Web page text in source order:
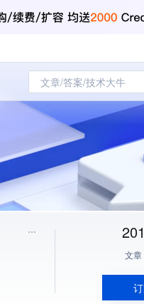
文章/答案/技术大牛
201
文章